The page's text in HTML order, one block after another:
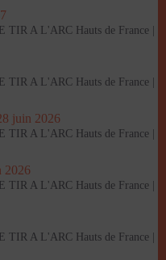
TIR A L'ARC Hauts de France
TIR A L'ARC Hauts de France
juin 2026
TIR A L'ARC Hauts de France
2026
TIR A L'ARC Hauts de France
TIR A L'ARC Hauts de France